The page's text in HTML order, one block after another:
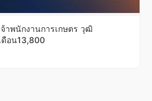
าพนักงานการเกษตร วุฒิ
ดือน13,800